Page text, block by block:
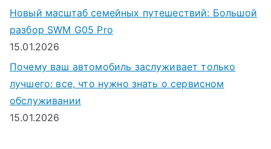
Новый масштаб семейных путешествий: Большой
разбор SWM G05 Pro
15.01.2026
Почему ваш автомобиль заслуживает только
лучшего: все, что нужно знать о сервисном
обслуживании
15.01.2026